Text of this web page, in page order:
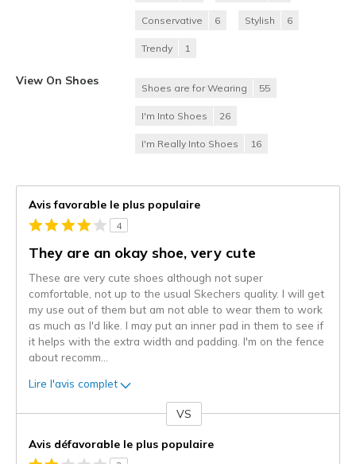
Conservative 6 Stylish 6
Trendy 1
View On Shoes
Shoes are for Wearing 55
I'm Into Shoes 26
I'm Really Into Shoes 16
Avis favorable le plus populaire
4
They are an okay shoe, very cute
These are very cute shoes although not super
comfortable, not up to the usual Skechers quality. I will get
my use out of them but am not able to wear them to work
as much as I'd like. I may put an inner pad in them to see if
it helps with the extra width and padding. I'm on the fence
about recomm
Lire l'avis complet
projecteur
VS
Avis défavorable le plus populaire